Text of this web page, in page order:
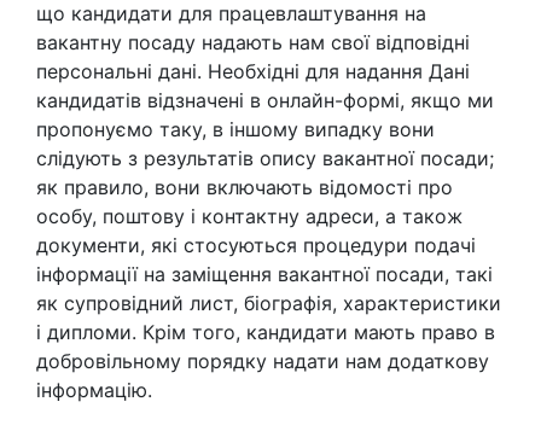
що кандидати для працевлаштування на
вакантну посаду надають нам свої відповідні
персональні дані. Необхідні для надання Дані
кандидатів відзначені в онлайн-формі, якщо ми
пропонуємо таку, в іншому випадку вони
слідують з результатів опису вакантної посади;
як правило, вони включають відомості про
особу, поштову і контактну адреси, а також
документи, які стосуються процедури подачі
інформації на заміщення вакантної посади, такі
як супровідний лист, біографія, характеристики
і дипломи. Крім того, кандидати мають право в
добровільному порядку надати нам додаткову
інформацію.